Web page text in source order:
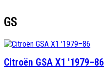
GS
Citroën GSA X1 '1979–86